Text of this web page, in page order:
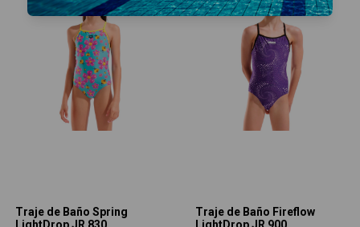
Traje de Baño Spring
Traje de Baño Fireflow